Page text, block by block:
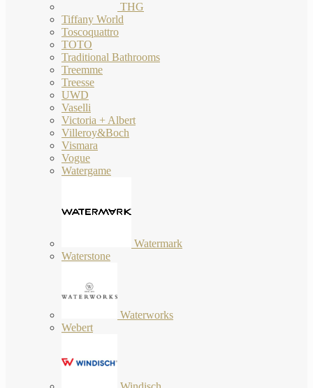
THG
Tiffany World
Toscoquattro
TOTO
Traditional Bathrooms
Treemme
Treesse
UWD
Vaselli
Victoria + Albert
Villeroy&Boch
Vismara
Vogue
Watergame
Watermark
Waterstone
Waterworks
Webert